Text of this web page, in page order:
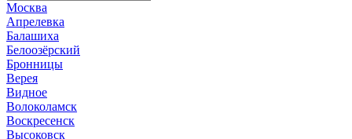
Москва
Апрелевка
Балашиха
Белоозёрский
Бронницы
Верея
Видное
Волоколамск
Воскресенск
Высоковск